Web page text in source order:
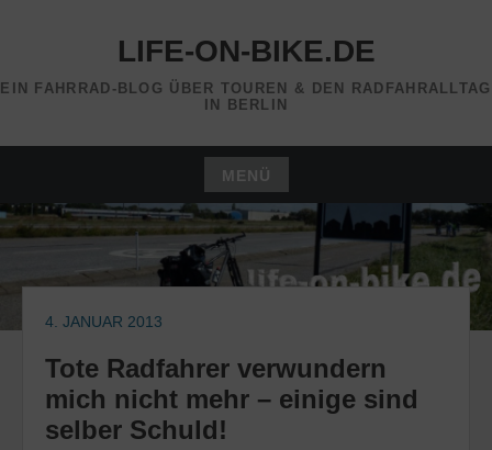
LIFE-ON-BIKE.DE
EIN FAHRRAD-BLOG ÜBER TOUREN & DEN RADFAHRALLTAG
IN BERLIN
MENÜ
Zum
Inhalt
4. JANUAR 2013
Tote Radfahrer verwundern
mich nicht mehr – einige sind
selber Schuld!